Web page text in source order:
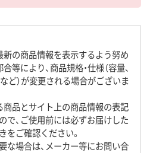
新の商品情報を表示するよう努め
等により、商品規格・仕様（容量、
ど）が変更される場合がございま
商品とサイト上の商品情報の表記
で、ご使用前には必ずお届けした
をご確認ください。
な場合は、メーカー等にお問い合